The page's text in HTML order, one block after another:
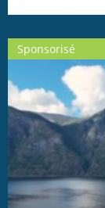
Sponsorisé